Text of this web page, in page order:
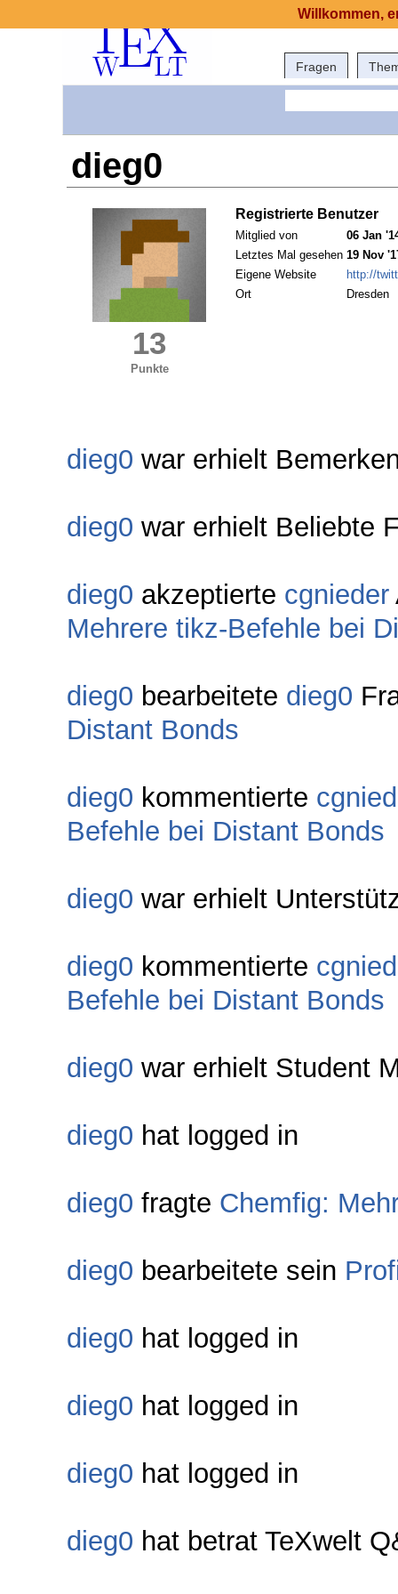
Fragen
dieg0
13
Punkte
Registrierte Benutzer
Mitglied von
06 Jan
Letztes Mal gesehen 19 Nov
Eigene Website
http://
Ort
Dresden
dieg0 war erhielt
dieg0 war erhielt Beliebte
dieg0 akzeptierte cgnieder
Mehrere tikz-Befehle bei
dieg0 bearbeitete dieg0
Distant Bonds
dieg0 kommentierte
Befehle bei Distant Bonds
dieg0 war erhielt
dieg0 kommentierte
Befehle bei Distant Bonds
dieg0 war erhielt Student
dieg0 hat logged in
dieg0 fragte Chemfig:
dieg0 bearbeitete sein
dieg0 hat logged in
dieg0 hat logged in
dieg0 hat logged in
dieg0 hat betrat TeXwelt
Willkommen,